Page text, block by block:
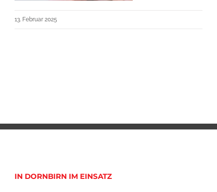
13. Februar 2025
IN DORNBIRN IM EINSATZ